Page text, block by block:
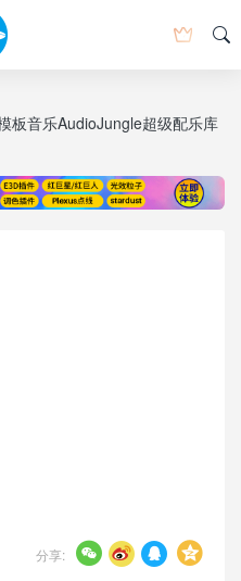
板音乐AudioJungle超级配乐库
分享: